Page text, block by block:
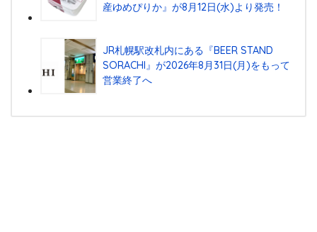
産ゆめぴりか』が8⽉12⽇(⽔)より発売！
JR札幌駅改札内にある『BEER STAND
SORACHI』が2026年8月31日(月)をもって
営業終了へ